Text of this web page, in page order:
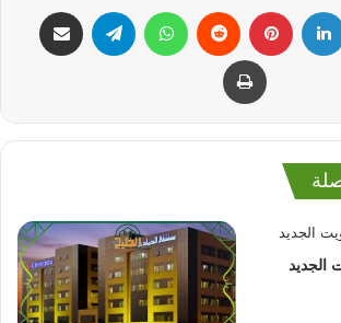
لينكدإن بينتيريست واتساب تيلقرام
طباعة
الجديد